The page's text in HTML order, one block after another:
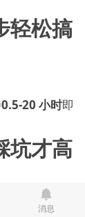
轻松搞
0.5-20 小时即
坑才高
，近似同种
消息